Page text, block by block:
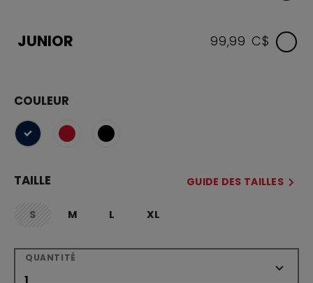
JUNIOR 99,99 C$
COULEUR
sélectionné
TAILLE GUIDE DES TAILLES
Snot.available
M L XL
QUANTITÉ